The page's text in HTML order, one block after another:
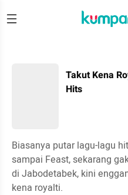
Takut Kena
Hits
Biasanya putar lagu-lagu
sampai Feast, sekarang
di Jabodetabek, kini
kena royalti.